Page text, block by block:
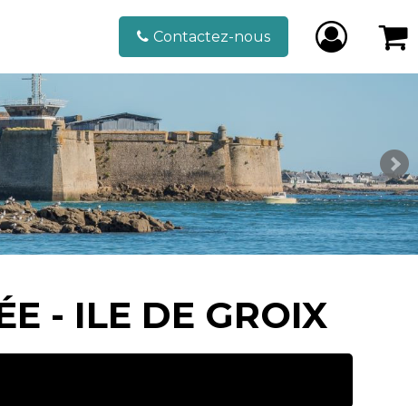
Contactez-nous
- ILE DE GROIX